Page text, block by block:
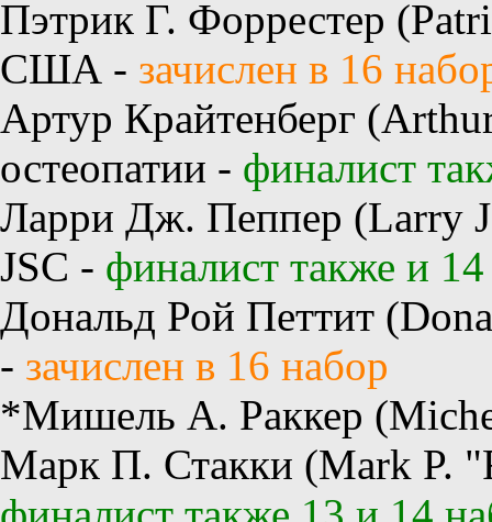
Пэтрик Г. Форрестер
США - зачислен в 16
Артур Крайтенберг
остеопатии - финалист
Ларри Дж. Пеппер (Larry
JSC - финалист также и
Дональд Рой Петтит
- зачислен в 16 набор
*Мишель А. Раккер
Марк П. Стакки (Mark P.